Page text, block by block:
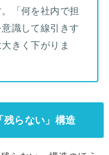
「何を社内で担
識して線引きす
きく下がりま
残らない」構造